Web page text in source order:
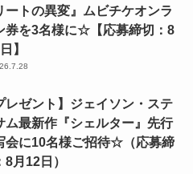
ートの異変』ムビチケオンラ
券を3名様に☆【応募締切：8
】
レゼント】ジェイソン・ステ
ム最新作『シェルター』先行
会に10名様ご招待☆（応募締
8月12日）